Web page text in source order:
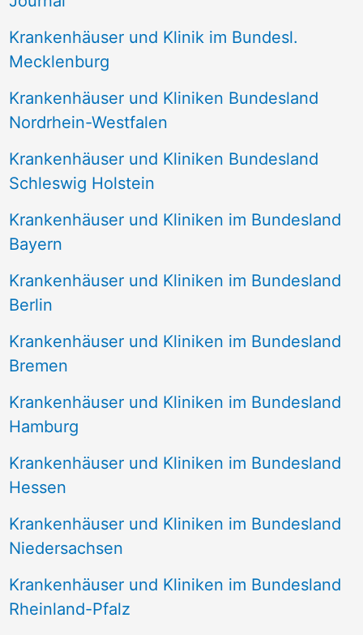
c
:
Krankenhäuser und Klinik im Bundesl.
Mecklenburg
Krankenhäuser und Kliniken Bundesland
Nordrhein-Westfalen
Krankenhäuser und Kliniken Bundesland
Schleswig Holstein
Krankenhäuser und Kliniken im Bundesland
Bayern
Krankenhäuser und Kliniken im Bundesland
Berlin
Krankenhäuser und Kliniken im Bundesland
Bremen
Krankenhäuser und Kliniken im Bundesland
Hamburg
Krankenhäuser und Kliniken im Bundesland
Hessen
Krankenhäuser und Kliniken im Bundesland
Niedersachsen
Krankenhäuser und Kliniken im Bundesland
Rheinland-Pfalz